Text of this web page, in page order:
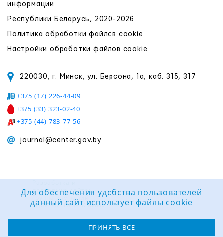
информации
Республики Беларусь, 2020-2026
Политика обработки файлов cookie
Настройки обработки файлов cookie
220030, г. Минск, ул. Берсона, 1а, каб. 315, 317
+375 (17) 226-44-09
+375 (33) 323-02-40
+375 (44) 783-77-56
journal@center.gov.by
поддержка сайта:
Группа компаний
«ЦВР «ОКТЯБРЬСКИЙ»
Для обеспечения удобства пользователей
данный сайт использует файлы cookie
ПРИНЯТЬ ВСЕ